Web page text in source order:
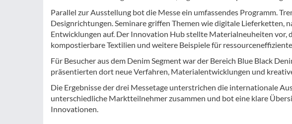
Parallel zur Ausstellung bot die Messe ein umfassendes Programm.
Designrichtungen. Seminare griffen Themen wie digitale Lieferketten,
Entwicklungen auf. Der Innovation Hub stellte Materialneuheiten vor,
kompostierbare Textilien und weitere Beispiele für
Für Besucher aus dem Denim Segment war der Bereich Blue Black
präsentierten dort neue Verfahren, Materialentwicklungen und
Die Ergebnisse der drei Messetage unterstrichen die internationale
unterschiedliche Marktteilnehmer zusammen und bot eine klare
Innovationen.